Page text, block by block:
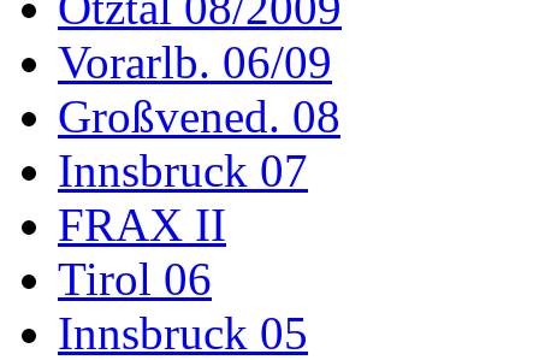
Vorarlb. 06/09
Großvened. 08
Innsbruck 07
FRAX II
Tirol 06
Innsbruck 05